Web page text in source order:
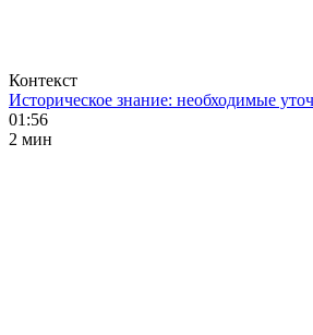
Контекст
Историческое знание: необходимые
01:56
2 мин